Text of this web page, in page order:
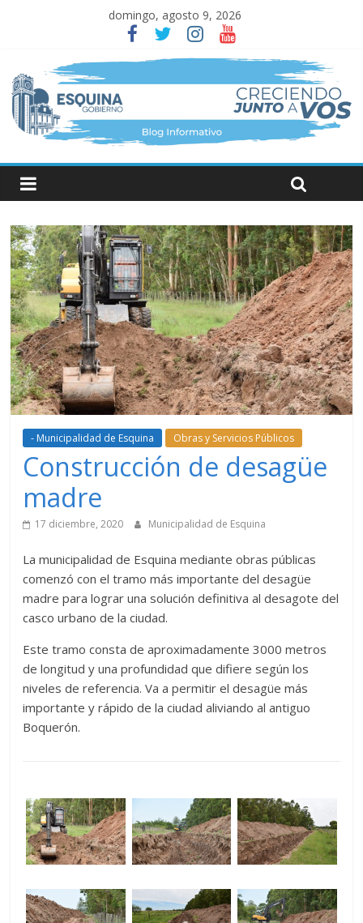
domingo, agosto 9, 2026
- Municipalidad de Esquina Obras y Servicios Públicos
Construcción de desagüe
madre
17 diciembre, 2020 Municipalidad de Esquina
La municipalidad de Esquina mediante obras públicas
comenzó con el tramo más importante del desagüe
madre para lograr una solución definitiva al desagote del
casco urbano de la ciudad.
Este tramo consta de aproximadamente 3000 metros
de longitud y una profundidad que difiere según los
niveles de referencia. Va a permitir el desagüe más
importante y rápido de la ciudad aliviando al antiguo
Boquerón.